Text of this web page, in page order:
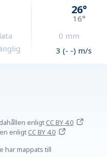
26°
16°
0 mm
3 (- -) m/s
enligtCC BY 4.0
enligtCC BY 4.0
har mappats till